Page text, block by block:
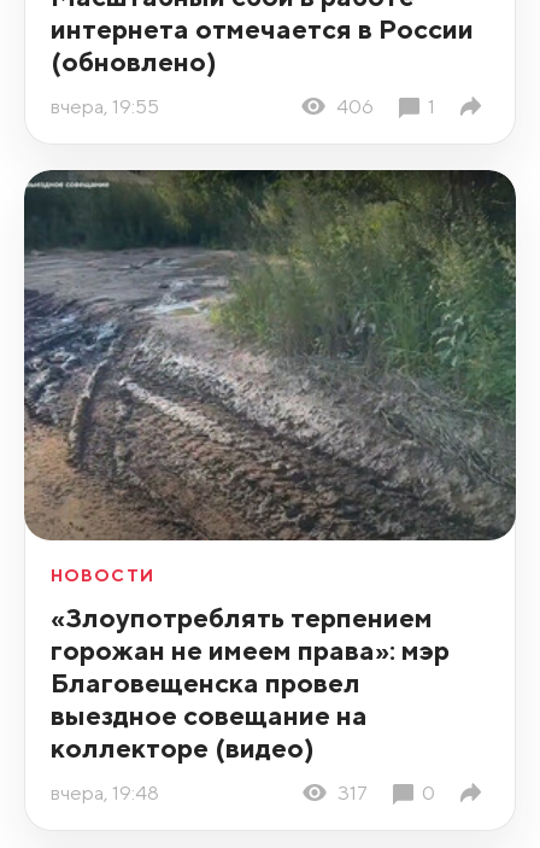
интернета отмечается в России
(обновлено)
вчера, 19:55 406 1
НОВОСТИ
«Злоупотреблять терпением
горожан не имеем права»: мэр
Благовещенска провел
выездное совещание на
коллекторе (видео)
вчера, 19:48 317 0